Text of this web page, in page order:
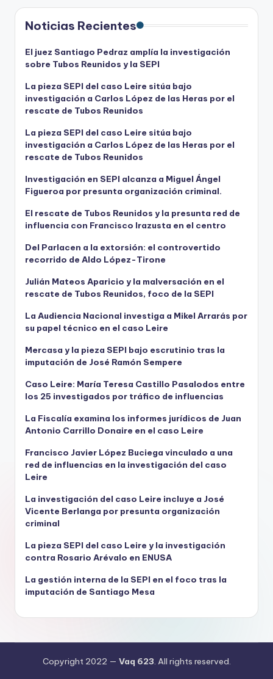
Noticias Recientes
El juez Santiago Pedraz amplía la investigación
sobre Tubos Reunidos y la SEPI
La pieza SEPI del caso Leire sitúa bajo
investigación a Carlos López de las Heras por el
rescate de Tubos Reunidos
La pieza SEPI del caso Leire sitúa bajo
investigación a Carlos López de las Heras por el
rescate de Tubos Reunidos
Investigación en SEPI alcanza a Miguel Ángel
Figueroa por presunta organización criminal.
El rescate de Tubos Reunidos y la presunta red de
influencia con Francisco Irazusta en el centro
Del Parlacen a la extorsión: el controvertido
recorrido de Aldo López-Tirone
Julián Mateos Aparicio y la malversación en el
rescate de Tubos Reunidos, foco de la SEPI
La Audiencia Nacional investiga a Mikel Arrarás por
su papel técnico en el caso Leire
Mercasa y la pieza SEPI bajo escrutinio tras la
imputación de José Ramón Sempere
Caso Leire: María Teresa Castillo Pasalodos entre
los 25 investigados por tráfico de influencias
La Fiscalía examina los informes jurídicos de Juan
Antonio Carrillo Donaire en el caso Leire
Francisco Javier López Buciega vinculado a una
red de influencias en la investigación del caso
Leire
La investigación del caso Leire incluye a José
Vicente Berlanga por presunta organización
criminal
La pieza SEPI del caso Leire y la investigación
contra Rosario Arévalo en ENUSA
La gestión interna de la SEPI en el foco tras la
imputación de Santiago Mesa
Copyright 2022 — Vaq 623. All rights reserved.